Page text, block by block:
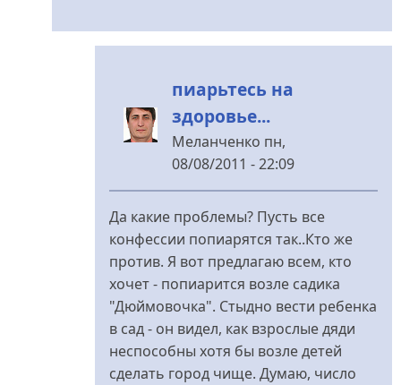
пиарьтесь на
здоровье...
Меланченко пн,
08/08/2011 - 22:09
У
відповідь
до
Александр
Иванович,
від
Да какие проблемы? Пусть все
конфессии попиарятся так..Кто же
против. Я вот предлагаю всем, кто
хочет - попиарится возле садика
"Дюймовочка". Стыдно вести ребенка
в сад - он видел, как взрослые дяди
неспособны хотя бы возле детей
сделать город чище. Думаю, число